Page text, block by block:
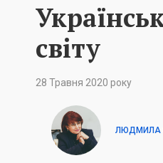
світу
28 Травня 2020 року
ЛЮДМИЛА